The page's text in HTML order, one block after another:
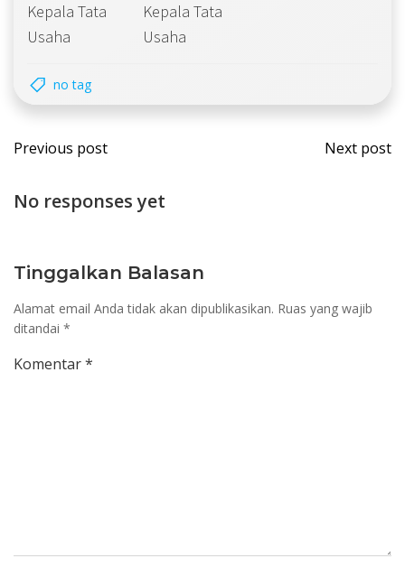
Kepala Tata
Usaha
Kepala Tata
Usaha
no tag
Post
navigation
Previous post
Post
Next post
No responses yet
Tinggalkan Balasan
Alamat email Anda tidak akan dipublikasikan. Ruas yang wajib
ditandai *
Komentar*